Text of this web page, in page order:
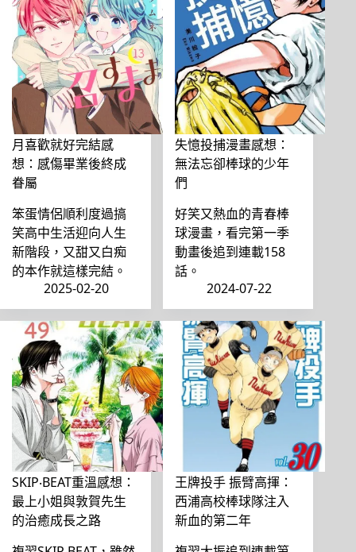
月喜歡就好完結感
想：感傷畢業後終成
眷屬
笨蛋情侶順利度過搞
笑高中生活迎向人生
新階段，又甜又白痴
的本作就這樣完結。
2025-02-20
失憶投捕漫畫感想：
無法忘卻棒球的少年
們
好笑又熱血的青春棒
球漫畫，看完第一季
動畫後追到連載158
話。
2024-07-22
SKIP‧BEAT重溫感想：
最上小姐與敦賀先生
的治癒成長之路
王牌投手 振臂高揮：
西浦高校棒球隊注入
新血的第二年